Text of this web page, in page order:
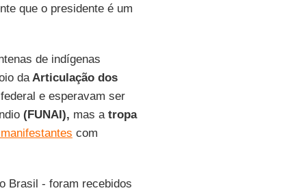
que o presidente é um
de indígenas
daArticulação dos
e esperavam ser
(FUNAI), mas a tropa
com
Brasil - foram recebidos